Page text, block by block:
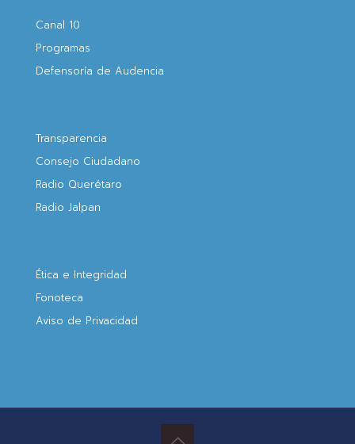
Canal 10
Programas
Defensoría de Audencia
Transparencia
Consejo Ciudadano
Radio Querétaro
Radio Jalpan
Ética e Integridad
Fonoteca
Aviso de Privacidad